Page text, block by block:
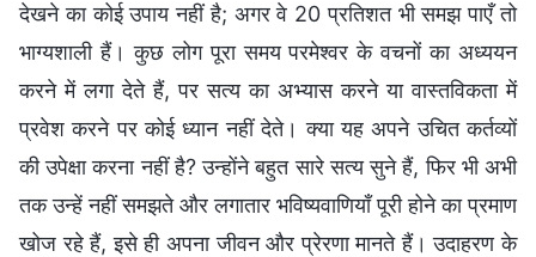
देखने का कोई उपाय नहीं है; अगर वे 20 प्रतिशत भी समझ पाएँ तो
भाग्यशाली हैं। कुछ लोग पूरा समय परमेश्वर के वचनों का अध्ययन
करने में लगा देते हैं, पर सत्य का अभ्यास करने या वास्तविकता में
प्रवेश करने पर कोई ध्यान नहीं देते। क्या यह अपने उचित कर्तव्यों
की उपेक्षा करना नहीं है? उन्होंने बहुत सारे सत्य सुने हैं, फिर भी अभी
तक उन्हें नहीं समझते और लगातार भविष्यवाणियाँ पूरी होने का प्रमाण
खोज रहे हैं, इसे ही अपना जीवन और प्रेरणा मानते हैं। उदाहरण के